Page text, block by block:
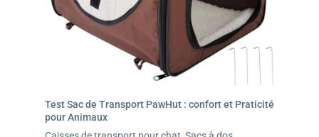
Test Sac de Transport PawHut : confort et Praticité
pour Animaux